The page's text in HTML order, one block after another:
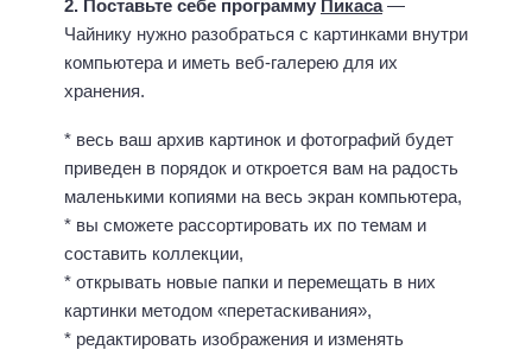
2. Поставьте себе программу Пикаса—
Чайнику нужно разобраться с картинками внутри
компьютера и иметь веб-галерею для их
хранения.
* весь ваш архив картинок и фотографий будет
приведен в порядок и откроется вам на радость
маленькими копиями на весь экран компьютера,
* вы сможете рассортировать их по темам и
составить коллекции,
* открывать новые папки и перемещать в них
картинки методом «перетаскивания»,
* редактировать изображения и изменять